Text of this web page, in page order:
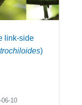
link-side
)
06-10